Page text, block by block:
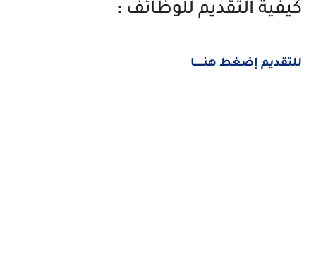
كيفية التقديم للوظائف :
للتقديم إضغط هنــــــا